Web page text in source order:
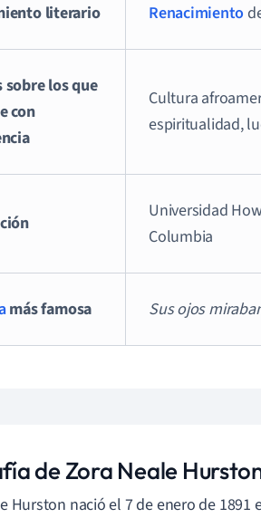
literario Renacimiento
sobre los que
con
Cultura
espiritualidad,
Universidad
Columbia
más famosa Sus ojos
de Zora Neale
Hurston nació el 7 de enero de